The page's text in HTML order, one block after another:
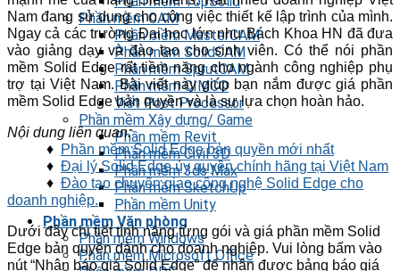
Phần mềm CAM
Phần mềm MasterCAM
Phần mềm SolidCAM
Phần mềm SprutCAM
Phần mềm CIMCO
Viết Post Processor
Phần mềm Xây dựng/ Game
Phần mềm Revit
Phần mềm Civil 3D
Phần mềm 3ds Max
Phần mềm SketchUp
Phần mềm Unity
Phần mềm Văn phòng
Phần mềm Windows
Phần mềm Microsoft Office
Nam đang sử dụng cho công việc thiết kế lập trình của mình.
Ngay cả các trường Đại học lớn như Bách Khoa HN đã đưa
vào giảng dạy và đào tạo cho sinh viên. Có thể nói phần
mềm Solid Edge rất tiềm năng cho ngành công nghiệp phụ
trợ tại Việt Nam. Bài viết này giúp bạn nắm được giá phần
mềm Solid Edge bản quyền và là sự lựa chọn hoàn hảo.
Nội dung liên quan:
♦ Phần mềm Solid Edge bản quyền mới nhất
♦ Đại lý Solid Edge ủy quyền chính hãng tại Việt Nam
♦ Đào tạo chuyển giao công nghệ Solid Edge cho
doanh nghiệp.
Dưới đây chi tiết tính năng từng gói và giá phần mềm Solid
Edge bản quyền dành cho doanh nghiệp. Vui lòng bấm vào
nút “Nhận báo giá Solid Edge” để nhận được bảng báo giá